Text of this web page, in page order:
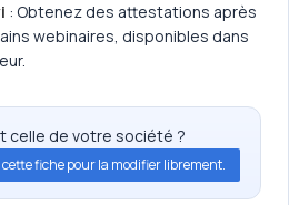
: Obtenez des attestations après
webinaires, disponibles dans
celle de votre société ?
fiche pour la modifier librement.